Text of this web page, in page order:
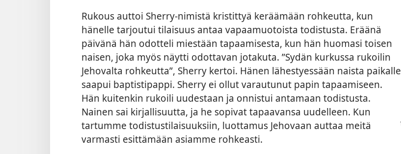
Rukous auttoi Sherry-nimistä kristittyä keräämään rohkeutta, kun
hänelle tarjoutui tilaisuus antaa vapaamuotoista todistusta. Eräänä
päivänä hän odotteli miestään tapaamisesta, kun hän huomasi toisen
naisen, joka myös näytti odottavan jotakuta. ”Sydän kurkussa rukoilin
Jehovalta rohkeutta”, Sherry kertoi. Hänen lähestyessään naista paikalle
saapui baptistipappi. Sherry ei ollut varautunut papin tapaamiseen.
Hän kuitenkin rukoili uudestaan ja onnistui antamaan todistusta.
Nainen sai kirjallisuutta, ja he sopivat tapaavansa uudelleen. Kun
tartumme todistustilaisuuksiin, luottamus Jehovaan auttaa meitä
varmasti esittämään asiamme rohkeasti.